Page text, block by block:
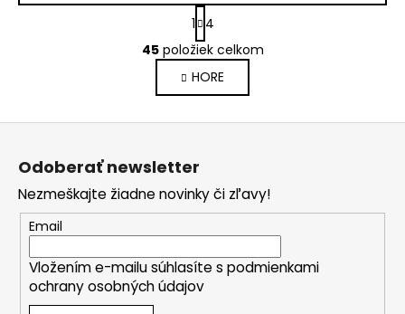
O
v
l
á
d
e
p
r
v
k
y
S
t
r
á
n
k
e
1
4
45položiek celkom
HORE
Z
Odoberať newsletter
Nezmeškajte žiadne novinky či zľavy!
Email
Vložením e-mailu súhlasíte s podmienkami
ochrany osobných údajov